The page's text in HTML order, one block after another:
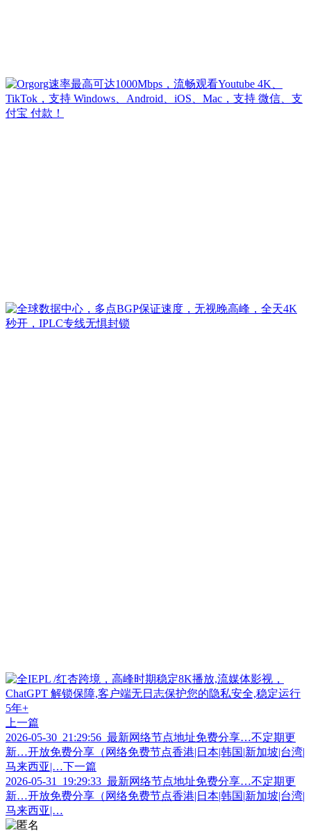
上一篇
2026-05-30_21:29:56_最新网络节点地址免费分享…不定期更
新…开放免费分享（网络免费节点香港|日本|韩国|新加坡|台湾|
马来西亚|… 下一篇
2026-05-31_19:29:33_最新网络节点地址免费分享…不定期更
新…开放免费分享（网络免费节点香港|日本|韩国|新加坡|台湾|
马来西亚|…